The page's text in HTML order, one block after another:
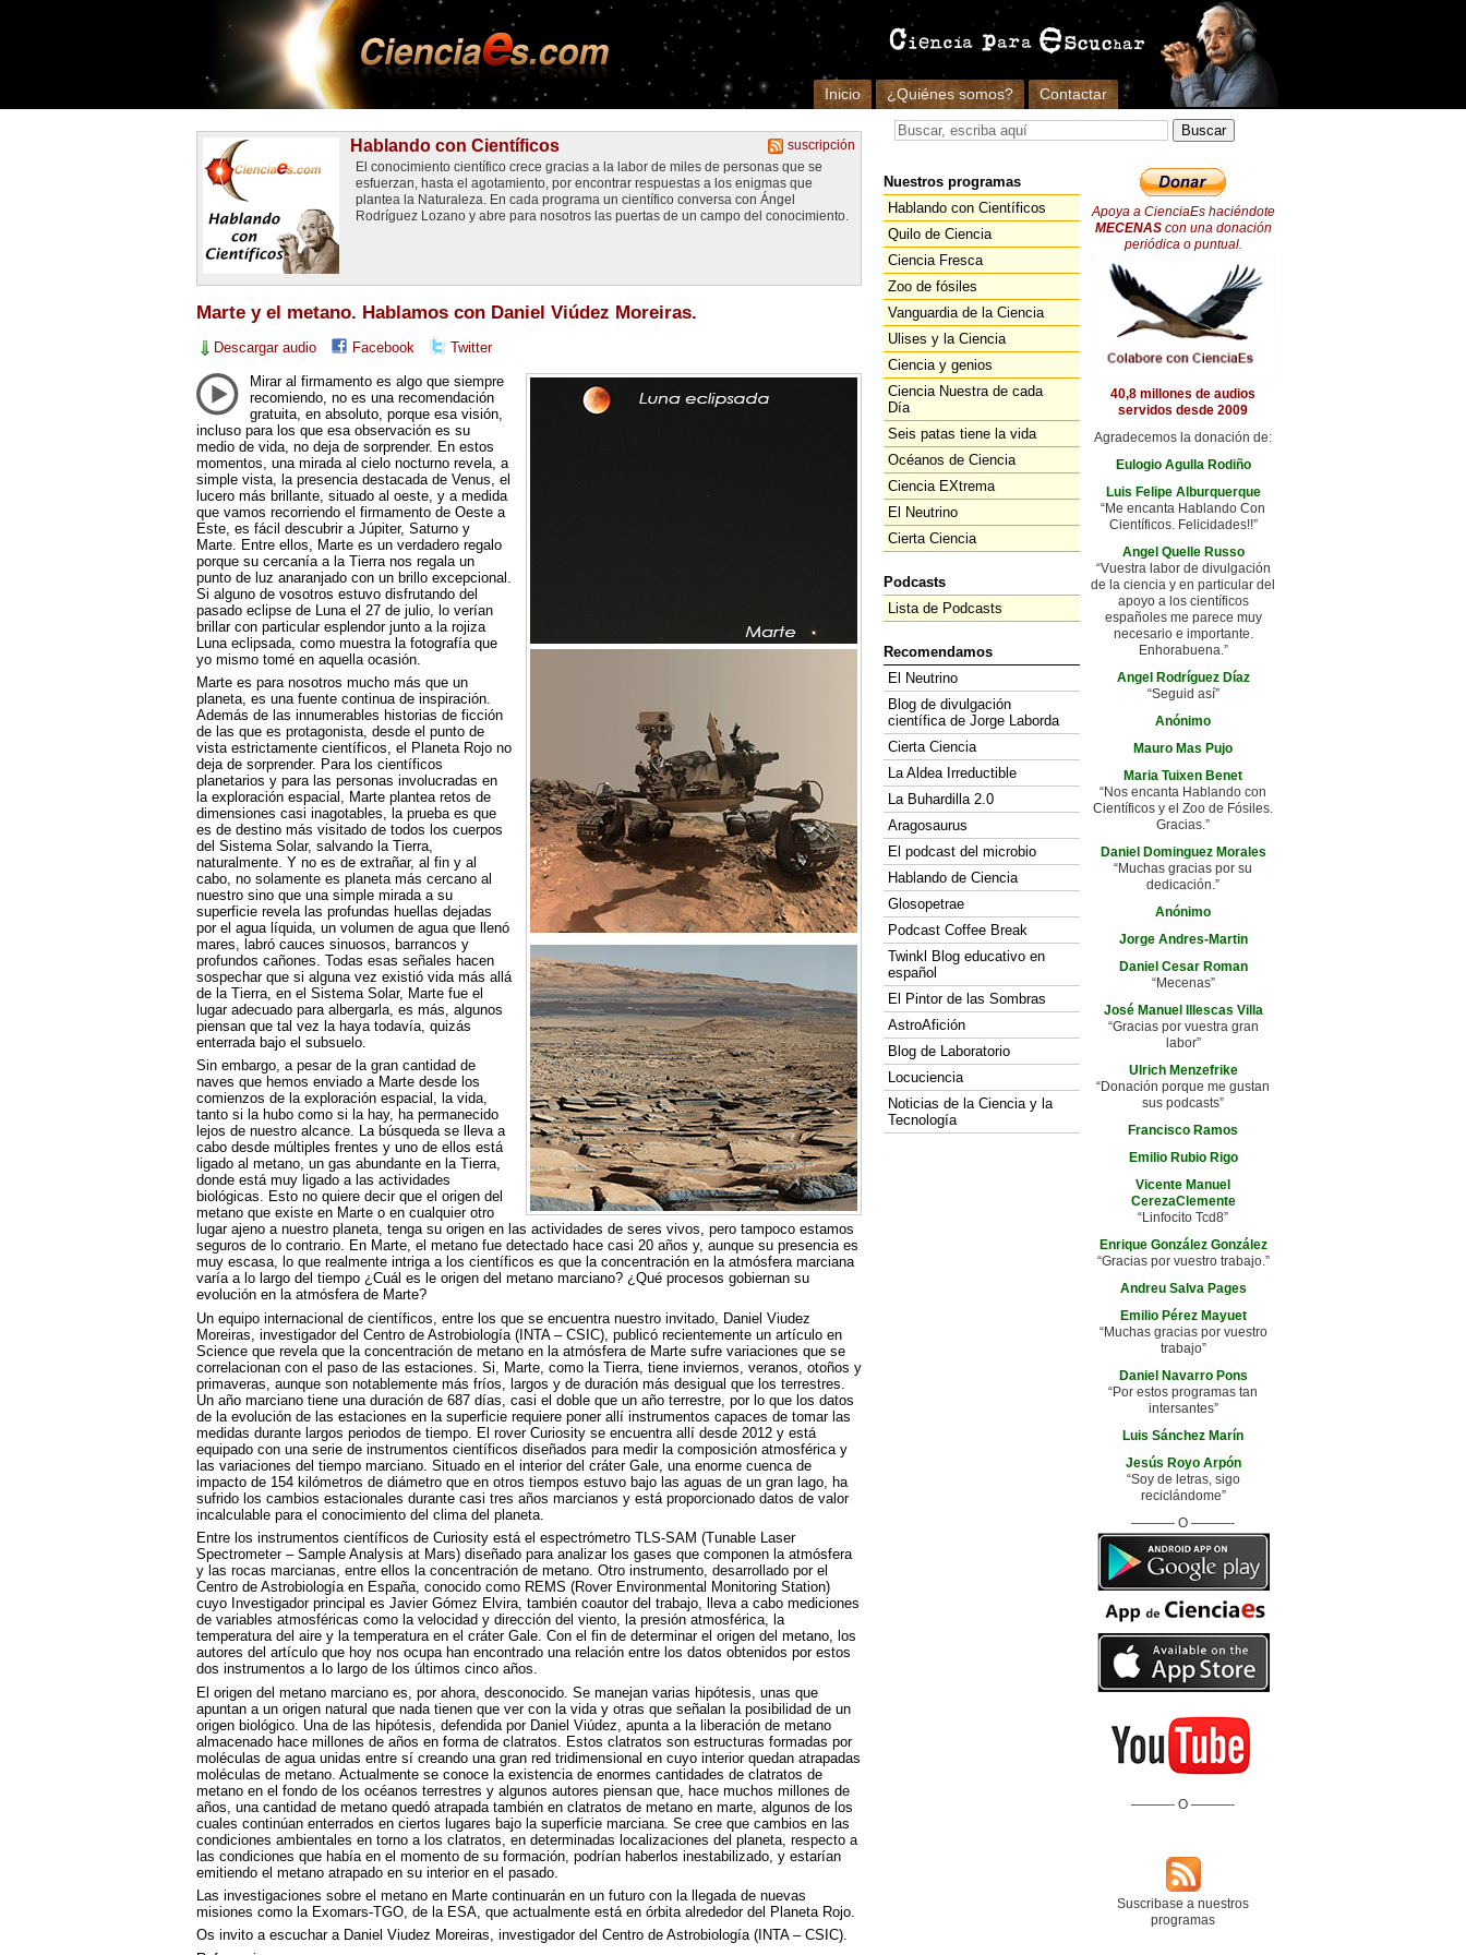
Inicio ¿Quiénes somos? Contactar
suscripción
Hablando con Científicos
El conocimiento científico crece gracias a la labor de miles de personas que se
esfuerzan, hasta el agotamiento, por encontrar respuestas a los enigmas que
plantea la Naturaleza. En cada programa un científico conversa con Ángel
Rodríguez Lozano y abre para nosotros las puertas de un campo del conocimiento.
Marte y el metano. Hablamos con Daniel Viúdez Moreiras.
Descargar audio Facebook Twitter
Mirar al firmamento es algo que siempre
recomiendo, no es una recomendación
gratuita, en absoluto, porque esa visión,
incluso para los que esa observación es su
medio de vida, no deja de sorprender. En estos
momentos, una mirada al cielo nocturno revela, a
simple vista, la presencia destacada de Venus, el
lucero más brillante, situado al oeste, y a medida
que vamos recorriendo el firmamento de Oeste a
Este, es fácil descubrir a Júpiter, Saturno y
Marte. Entre ellos, Marte es un verdadero regalo
porque su cercanía a la Tierra nos regala un
punto de luz anaranjado con un brillo excepcional.
Si alguno de vosotros estuvo disfrutando del
pasado eclipse de Luna el 27 de julio, lo verían
brillar con particular esplendor junto a la rojiza
Luna eclipsada, como muestra la fotografía que
yo mismo tomé en aquella ocasión.
Marte es para nosotros mucho más que un
planeta, es una fuente continua de inspiración.
Además de las innumerables historias de ficción
de las que es protagonista, desde el punto de
vista estrictamente científicos, el Planeta Rojo no
deja de sorprender. Para los científicos
planetarios y para las personas involucradas en
la exploración espacial, Marte plantea retos de
dimensiones casi inagotables, la prueba es que
es de destino más visitado de todos los cuerpos
del Sistema Solar, salvando la Tierra,
naturalmente. Y no es de extrañar, al fin y al
cabo, no solamente es planeta más cercano al
nuestro sino que una simple mirada a su
superficie revela las profundas huellas dejadas
por el agua líquida, un volumen de agua que llenó
mares, labró cauces sinuosos, barrancos y
profundos cañones. Todas esas señales hacen
sospechar que si alguna vez existió vida más allá
de la Tierra, en el Sistema Solar, Marte fue el
lugar adecuado para albergarla, es más, algunos
piensan que tal vez la haya todavía, quizás
enterrada bajo el subsuelo.
Sin embargo, a pesar de la gran cantidad de
naves que hemos enviado a Marte desde los
comienzos de la exploración espacial, la vida,
tanto si la hubo como si la hay, ha permanecido
lejos de nuestro alcance. La búsqueda se lleva a
cabo desde múltiples frentes y uno de ellos está
ligado al metano, un gas abundante en la Tierra,
donde está muy ligado a las actividades
biológicas. Esto no quiere decir que el origen del
metano que existe en Marte o en cualquier otro
lugar ajeno a nuestro planeta, tenga su origen en las actividades de seres vivos, pero tampoco estamos
seguros de lo contrario. En Marte, el metano fue detectado hace casi 20 años y, aunque su presencia es
muy escasa, lo que realmente intriga a los científicos es que la concentración en la atmósfera marciana
varía a lo largo del tiempo ¿Cuál es le origen del metano marciano? ¿Qué procesos gobiernan su
evolución en la atmósfera de Marte?
Un equipo internacional de científicos, entre los que se encuentra nuestro invitado, Daniel Viudez
Moreiras, investigador del Centro de Astrobiología (INTA– CSIC), publicó recientemente un artículo en
Science que revela que la concentración de metano en la atmósfera de Marte sufre variaciones que se
correlacionan con el paso de las estaciones. Si, Marte, como la Tierra, tiene inviernos, veranos, otoños y
primaveras, aunque son notablemente más fríos, largos y de duración más desigual que los terrestres.
Un año marciano tiene una duración de 687 días, casi el doble que un año terrestre, por lo que los datos
de la evolución de las estaciones en la superficie requiere poner allí instrumentos capaces de tomar las
medidas durante largos periodos de tiempo. El rover Curiosity se encuentra allí desde 2012 y está
equipado con una serie de instrumentos científicos diseñados para medir la composición atmosférica y
las variaciones del tiempo marciano. Situado en el interior del cráter Gale, una enorme cuenca de
impacto de 154 kilómetros de diámetro que en otros tiempos estuvo bajo las aguas de un gran lago, ha
sufrido los cambios estacionales durante casi tres años marcianos y está proporcionado datos de valor
incalculable para el conocimiento del clima del planeta.
Entre los instrumentos científicos de Curiosity está el espectrómetro TLS-SAM (Tunable Laser
Spectrometer – Sample Analysis at Mars) diseñado para analizar los gases que componen la atmósfera
y las rocas marcianas, entre ellos la concentración de metano. Otro instrumento, desarrollado por el
Centro de Astrobiología en España, conocido como REMS (Rover Environmental Monitoring Station)
cuyo Investigador principal es Javier Gómez Elvira, también coautor del trabajo, lleva a cabo mediciones
de variables atmosféricas como la velocidad y dirección del viento, la presión atmosférica, la
temperatura del aire y la temperatura en el cráter Gale. Con el fin de determinar el origen del metano, los
autores del artículo que hoy nos ocupa han encontrado una relación entre los datos obtenidos por estos
dos instrumentos a lo largo de los últimos cinco años.
El origen del metano marciano es, por ahora, desconocido. Se manejan varias hipótesis, unas que
apuntan a un origen natural que nada tienen que ver con la vida y otras que señalan la posibilidad de un
origen biológico. Una de las hipótesis, defendida por Daniel Viúdez, apunta a la liberación de metano
almacenado hace millones de años en forma de clatratos. Estos clatratos son estructuras formadas por
moléculas de agua unidas entre sí creando una gran red tridimensional en cuyo interior quedan atrapadas
moléculas de metano. Actualmente se conoce la existencia de enormes cantidades de clatratos de
metano en el fondo de los océanos terrestres y algunos autores piensan que, hace muchos millones de
años, una cantidad de metano quedó atrapada también en clatratos de metano en marte, algunos de los
cuales continúan enterrados en ciertos lugares bajo la superficie marciana. Se cree que cambios en las
condiciones ambientales en torno a los clatratos, en determinadas localizaciones del planeta, respecto a
las condiciones que había en el momento de su formación, podrían haberlos inestabilizado, y estarían
emitiendo el metano atrapado en su interior en el pasado.
Las investigaciones sobre el metano en Marte continuarán en un futuro con la llegada de nuevas
misiones como la Exomars-TGO, de la ESA, que actualmente está en órbita alrededor del Planeta Rojo.
Os invito a escuchar a Daniel Viudez Moreiras, investigador del Centro de Astrobiología (INTA– CSIC).
Nuestros programas
Hablando con Científicos
Quilo de Ciencia
Ciencia Fresca
Zoo de fósiles
Vanguardia de la Ciencia
Ulises y la Ciencia
Ciencia y genios
Ciencia Nuestra de cada
Día
Seis patas tiene la vida
Océanos de Ciencia
Ciencia EXtrema
El Neutrino
Cierta Ciencia
Podcasts
Lista de Podcasts
Recomendamos
El Neutrino
Blog de divulgación
científica de Jorge Laborda
Cierta Ciencia
La Aldea Irreductible
La Buhardilla 2.0
Aragosaurus
El podcast del microbio
Hablando de Ciencia
Glosopetrae
Podcast Coffee Break
Twinkl Blog educativo en
español
El Pintor de las Sombras
AstroAfición
Blog de Laboratorio
Locuciencia
Noticias de la Ciencia y la
Tecnología
Apoya a CienciaEs haciéndote
MECENAScon una donación
periódica o puntual.
40,8 millones de audios
servidos desde 2009
Agradecemos la donación de:
Eulogio Agulla Rodiño
Luis Felipe Alburquerque
“Me encanta Hablando Con
Científicos. Felicidades!!”
Angel Quelle Russo
“Vuestra labor de divulgación
de la ciencia y en particular del
apoyo a los científicos
españoles me parece muy
necesario e importante.
Enhorabuena.”
Angel Rodríguez Díaz
“Seguid así”
Anónimo
Mauro Mas Pujo
Maria Tuixen Benet
“Nos encanta Hablando con
Científicos y el Zoo de Fósiles.
Gracias.”
Daniel Dominguez Morales
“Muchas gracias por su
dedicación.”
Anónimo
Jorge Andres-Martin
Daniel Cesar Roman
“Mecenas”
José Manuel Illescas Villa
“Gracias por vuestra gran
labor”
Ulrich Menzefrike
“Donación porque me gustan
sus podcasts”
Francisco Ramos
Emilio Rubio Rigo
Vicente Manuel
CerezaClemente
“Linfocito Tcd8”
Enrique González González
“Gracias por vuestro trabajo.”
Andreu Salva Pages
Emilio Pérez Mayuet
“Muchas gracias por vuestro
trabajo”
Daniel Navarro Pons
“Por estos programas tan
intersantes”
Luis Sánchez Marín
Jesús Royo Arpón
“Soy de letras, sigo
reciclándome”
———- O ———-
———- O ———-
Suscribase a nuestros
programas